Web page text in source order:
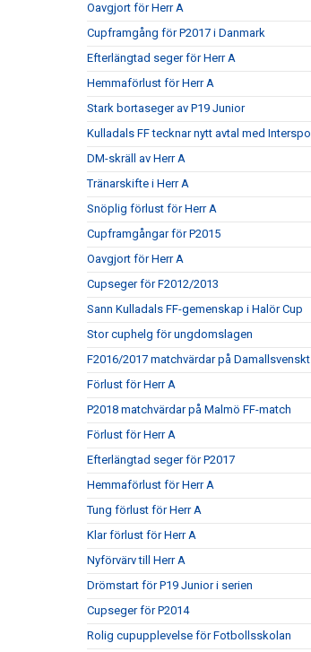
Oavgjort för Herr A
Cupframgång för P2017 i Danmark
Efterlängtad seger för Herr A
Hemmaförlust för Herr A
Stark bortaseger av P19 Junior
Kulladals FF tecknar nytt avtal med
DM-skräll av Herr A
Tränarskifte i Herr A
Snöplig förlust för Herr A
Cupframgångar för P2015
Oavgjort för Herr A
Cupseger för F2012/2013
Sann Kulladals FF-gemenskap i Halör Cup
Stor cuphelg för ungdomslagen
F2016/2017 matchvärdar på
Förlust för Herr A
P2018 matchvärdar på Malmö FF-match
Förlust för Herr A
Efterlängtad seger för P2017
Hemmaförlust för Herr A
Tung förlust för Herr A
Klar förlust för Herr A
Nyförvärv till Herr A
Drömstart för P19 Junior i serien
Cupseger för P2014
Rolig cupupplevelse för Fotbollsskolan